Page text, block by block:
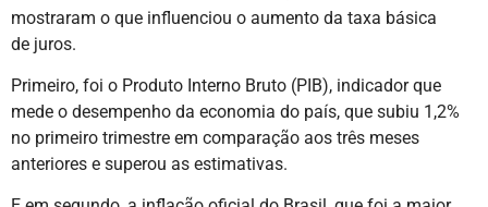
mostraram o que influenciou o aumento da taxa básica
de juros.
Primeiro, foi o Produto Interno Bruto (PIB), indicador que
mede o desempenho da economia do país, que subiu 1,2%
no primeiro trimestre em comparação aos três meses
anteriores e superou as estimativas.